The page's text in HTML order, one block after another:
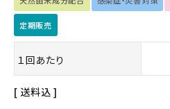
キッズ・ベビー・マタニティ
キッチン用品
フード・ドリンク
定期販売
１回あたり
送料込